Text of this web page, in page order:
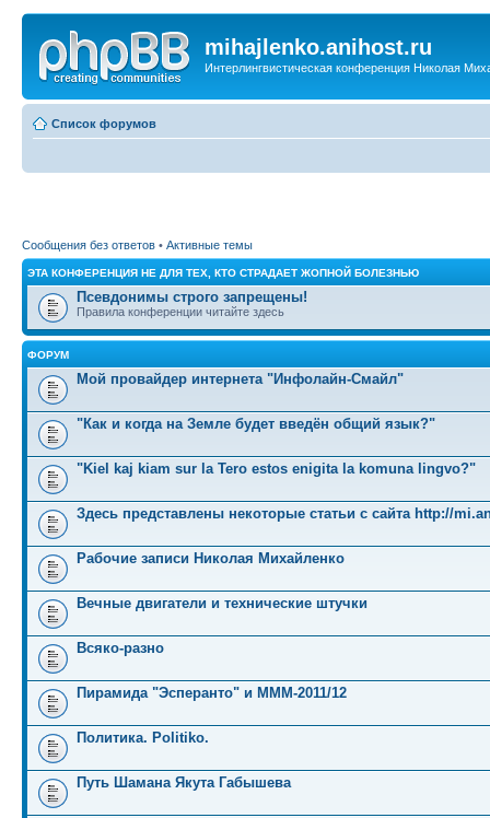
mihajlenko.anihost.ru
Интерлингвистическая конференция Николая
Список форумов
Сообщения без ответов • Активные темы
ЭТА КОНФЕРЕНЦИЯ НЕ ДЛЯ ТЕХ, КТО СТРАДАЕТ ЖОПНОЙ БОЛЕЗНЬЮ
Псевдонимы строго запрещены!
Правила конференции читайте здесь
ФОРУМ
Мой провайдер интернета "Инфолайн-Смайл"
"Как и когда на Земле будет введён общий язык?"
"Kiel kaj kiam sur la Tero estos enigita la komuna lingvo?"
Здесь представлены некоторые статьи с сайта http://
Рабочие записи Николая Михайленко
Вечные двигатели и технические штучки
Всяко-разно
Пирамида "Эсперанто" и MMM-2011/12
Политика. Politiko.
Путь Шамана Якута Габышева